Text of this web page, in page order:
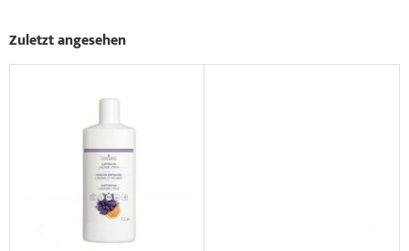
Zuletzt angesehen